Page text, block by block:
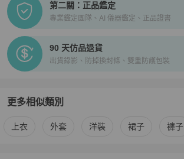
第二關：正品鑑定
專業鑑定團隊、AI 儀器鑑定、正品證書
90 天仿品退貨
出貨錄影、防掉換封條、雙重防護包裝
更多相似類別
更多 Moschino 女裝 相似商品推薦
上衣 外套 洋裝 裙子 褲子